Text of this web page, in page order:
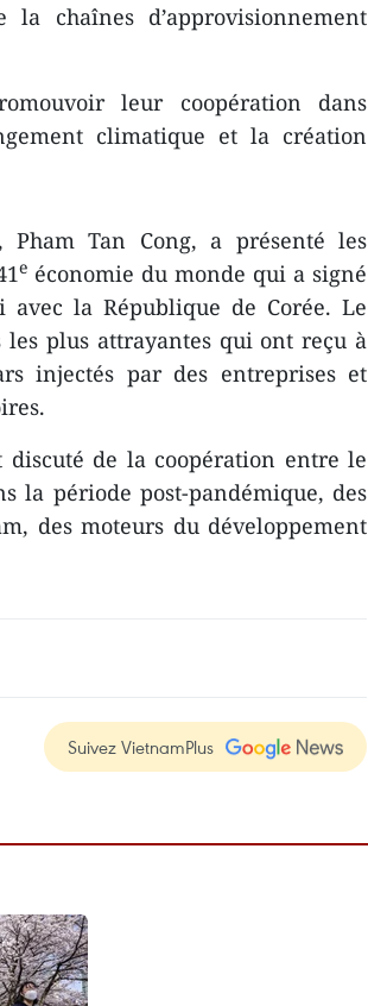
chaînes d’approvisionnement
leur coopération dans
climatique et la création
Tan Cong, a présenté les
e économie du monde qui a signé
avec la République de Corée. Le
les plus attrayantes qui ont reçu à
injectés par des entreprises et
de la coopération entre le
la période post-pandémique, des
des moteurs du développement
Suivez VietnamPlus